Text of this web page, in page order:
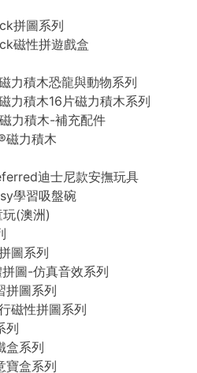
拼圖系列
磁性拼遊戲盒
力積木恐龍與動物系列
力積木16片磁力積木系列
力積木-補充配件
磁力積木
迪士尼款安撫玩具
學習吸盤碗
(澳洲)
圖系列
圖-仿真音效系列
拼圖系列
磁性拼圖系列
列
盒系列
寶盒系列